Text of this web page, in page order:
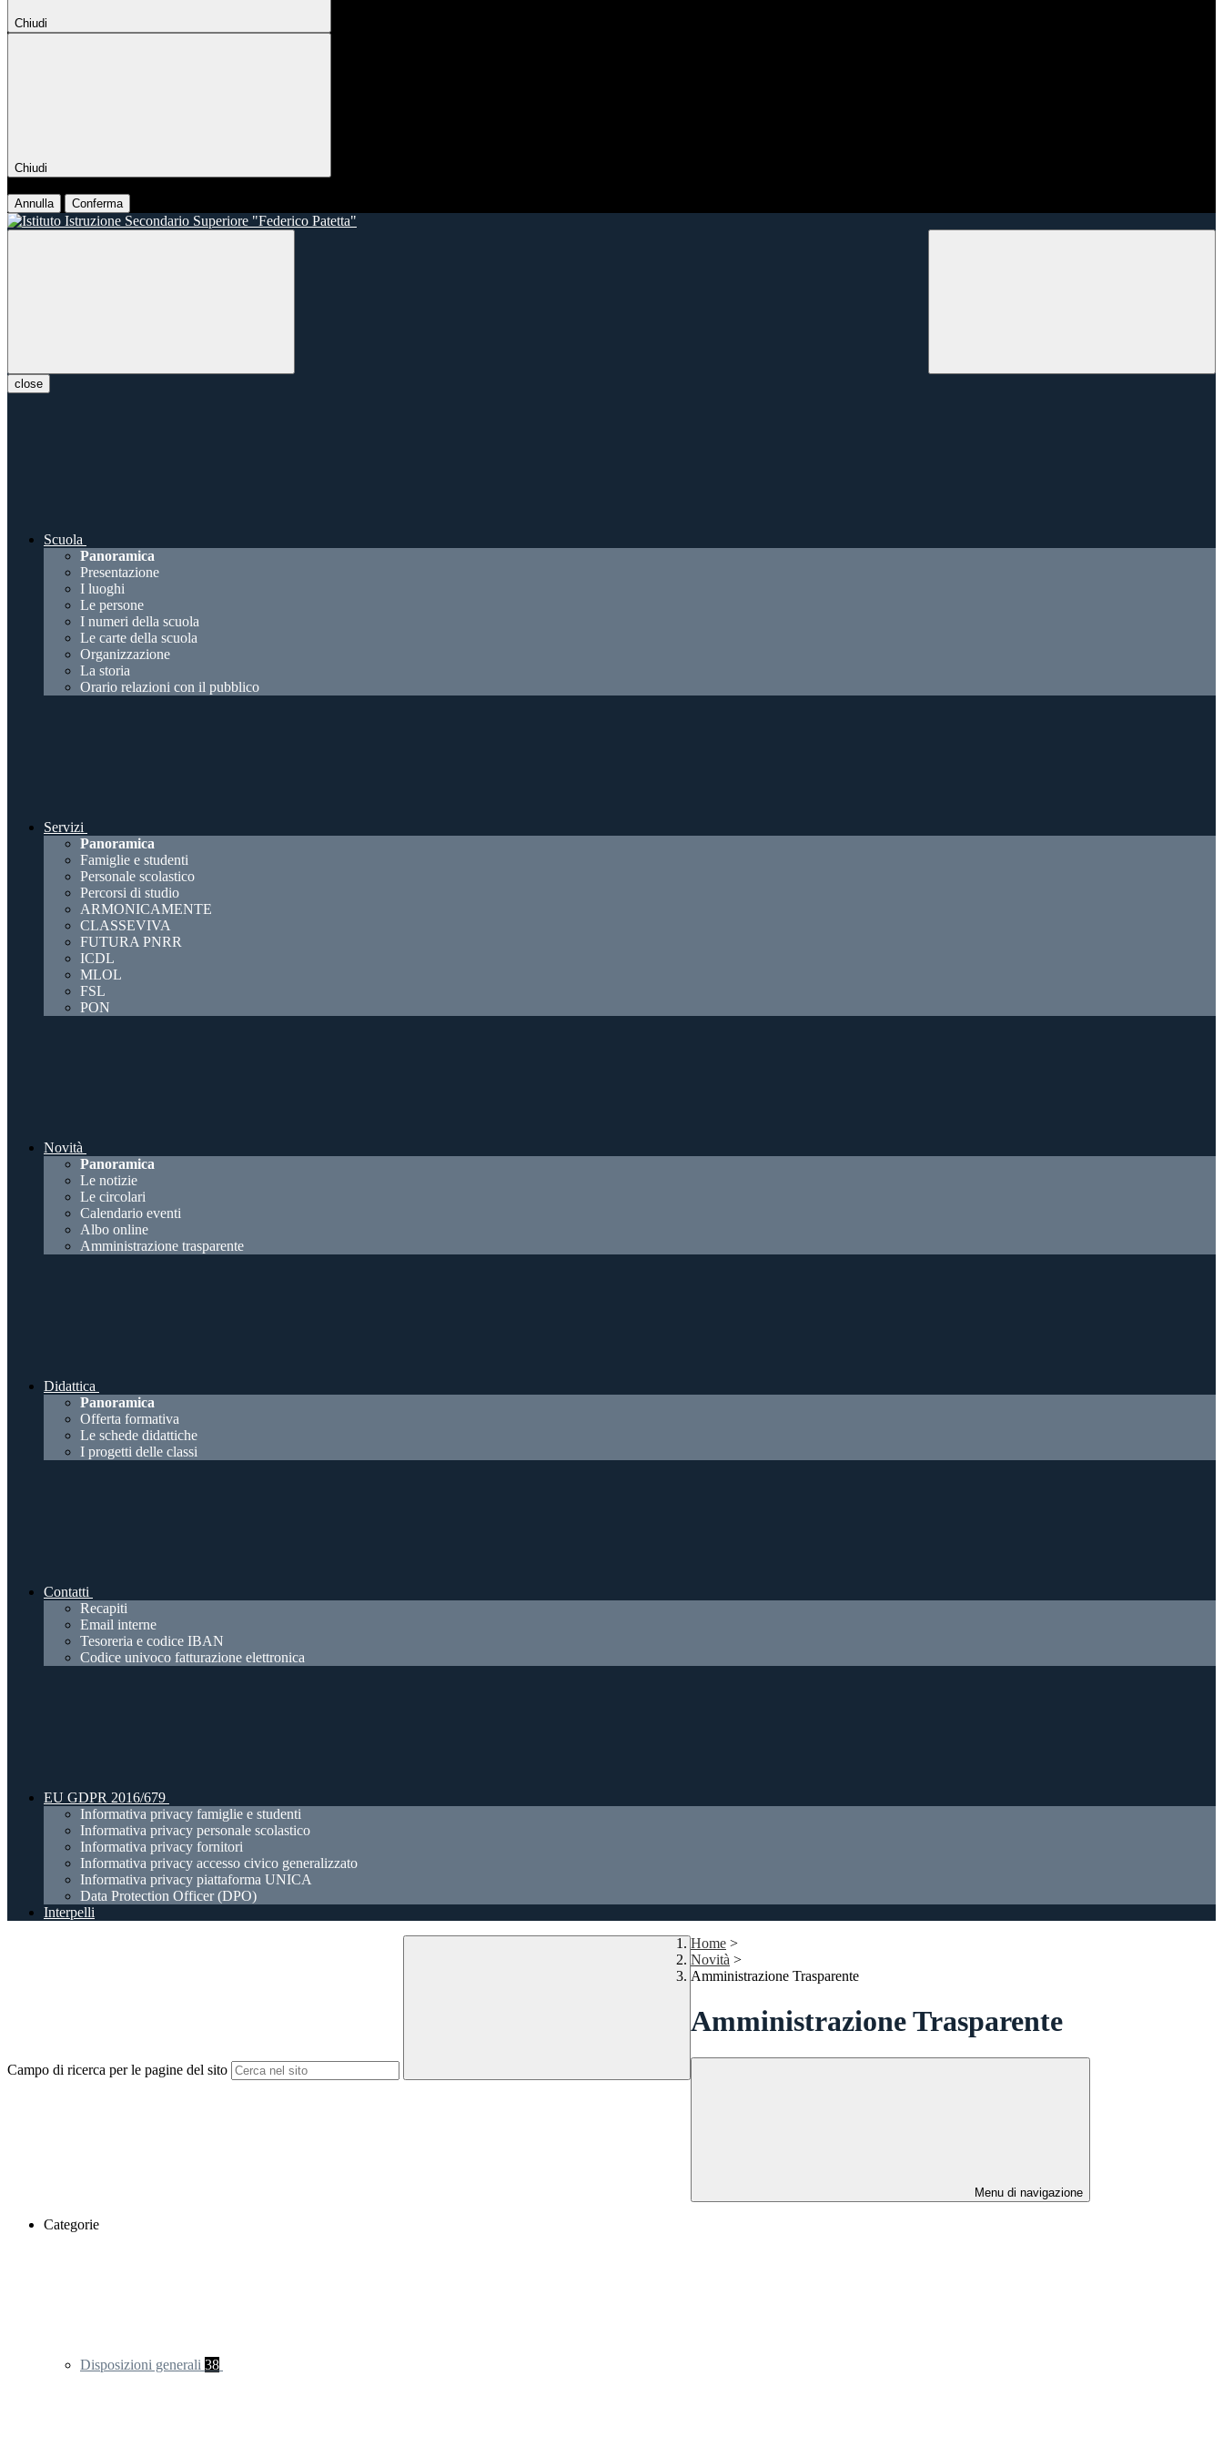
Chiudi
Chiudi
Annulla Conferma
close
Scuola
Panoramica
Presentazione
I luoghi
Le persone
I numeri della scuola
Le carte della scuola
Organizzazione
La storia
Orario relazioni con il pubblico
Servizi
Panoramica
Famiglie e studenti
Personale scolastico
Percorsi di studio
ARMONICAMENTE
CLASSEVIVA
FUTURA PNRR
ICDL
MLOL
FSL
PON
Novità
Panoramica
Le notizie
Le circolari
Calendario eventi
Albo online
Amministrazione trasparente
Didattica
Panoramica
Offerta formativa
Le schede didattiche
I progetti delle classi
Contatti
Recapiti
Email interne
Tesoreria e codice IBAN
Codice univoco fatturazione elettronica
EU GDPR 2016/679
Informativa privacy famiglie e studenti
Informativa privacy personale scolastico
Informativa privacy fornitori
Informativa privacy accesso civico generalizzato
Informativa privacy piattaforma UNICA
Data Protection Officer (DPO)
Interpelli
Campo di ricerca per le pagine del sito
Home >
Novità >
Amministrazione Trasparente
Amministrazione Trasparente
Menu di navigazione
Categorie
Disposizioni generali 38